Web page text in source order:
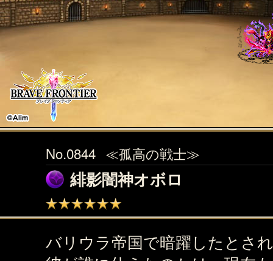
No.0844 ≪孤高の戦士≫
緋影闇神オボロ
バリウラ帝国で暗躍したとさ